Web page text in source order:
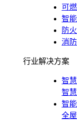
可
智
防
消
行业解决方案
智
智
智
全